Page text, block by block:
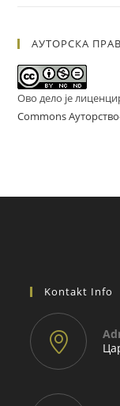
АУТОРСКА
Ово дело је
Commons
Kontakt Info